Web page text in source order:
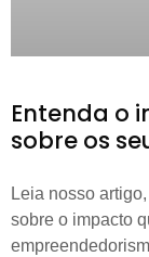
Entenda o
sobre os
Leia nosso
sobre o impacto